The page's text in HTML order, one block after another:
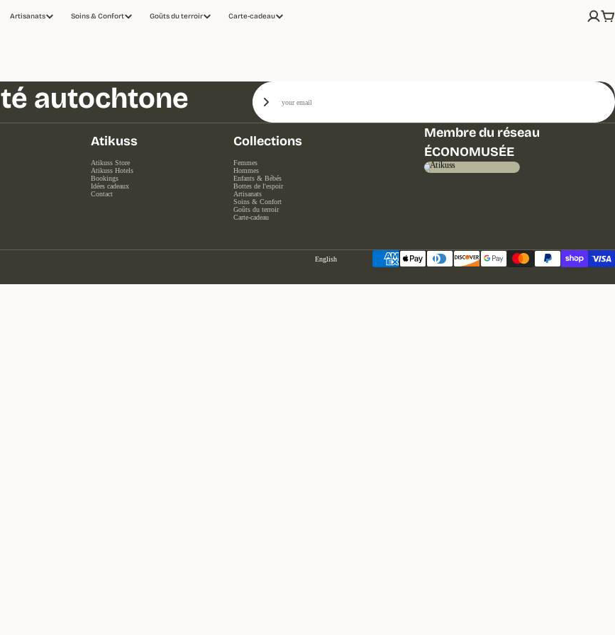
Artisanats Soins & Confort Goûts du terroir Carte-cadeau
autochtone Email
Sign Up
Atikuss
Atikuss Store
Atikuss Hotels
Bookings
Idées cadeaux
Contact
Collections
Femmes
Hommes
Enfants & Bébés
Bottes de l'espoir
Artisanats
Soins & Confort
Goûts du terroir
Carte-cadeau
Membre du réseau
ÉCONOMUSÉE
Language